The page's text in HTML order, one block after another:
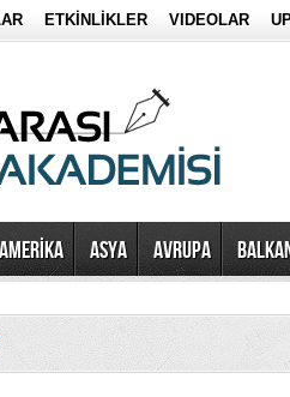
ETKİNLİKLER VIDEOLAR
AMERİKA ASYA AVRUPA